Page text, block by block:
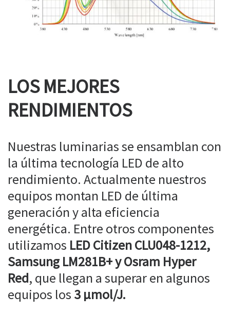
LOS MEJORES
RENDIMIENTOS
Nuestras luminarias se ensamblan con
la última tecnología LED de alto
rendimiento. Actualmente nuestros
equipos montan LED de última
generación y alta eficiencia
energética. Entre otros componentes
utilizamos LED Citizen CLU048-1212,
Samsung LM281B+ y Osram Hyper
Red, que llegan a superar en algunos
equipos los 3 µmol/J.